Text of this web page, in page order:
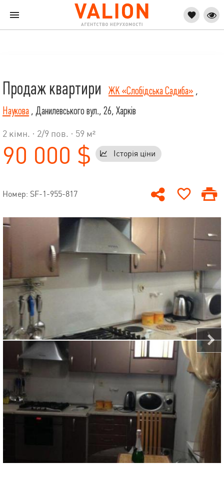
Продаж квартири ЖК «Слобідська Садиба» ,
Наукова , Данилевського вул., 26, Харків
2 кімн. · 2/9 пов. · 59 м²
90 000 $ Історія ціни
Номер: SF-1-955-817